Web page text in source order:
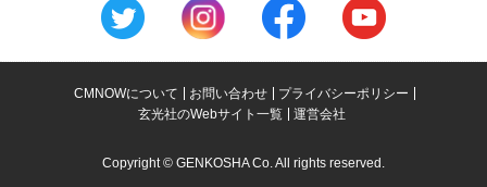
CMNOWについて お問い合わせ
プライバシーポリシー
玄光社のWebサイト一覧
運営会社
Copyright © GENKOSHA Co. All rights reserved.